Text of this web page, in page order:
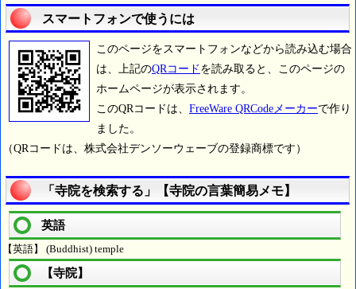
スマートフォンで使うには
このページをスマートフォンなどから読み込む場合
は、上記のQRコード を読み取ると、このページの
ホームページが表示されます。
このQRコードは、 FreeWare QRCodeメーカーで作り
ました。
（QRコードは、株式会社デンソーウェーブの登録商標です）
「寺院を検索する」【寺院の言葉簡易メモ】
英語
【英語】 (Buddhist) temple
【寺院】